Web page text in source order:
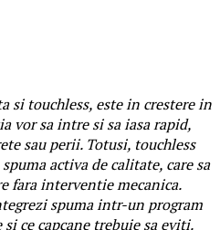
si touchless, este in crestere in
vor sa intre si sa iasa rapid,
sau perii. Totusi, touchless
activa de calitate, care sa
fara interventie mecanica.
spuma intr-un program
ce capcane trebuie sa eviti.